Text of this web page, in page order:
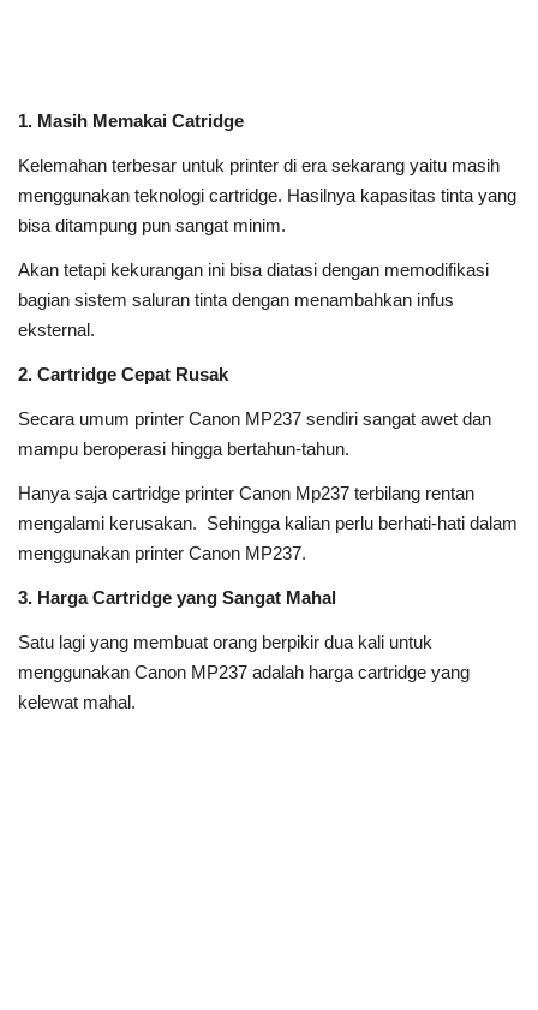
1. Masih Memakai Catridge
Kelemahan terbesar untuk printer di era sekarang yaitu masih
menggunakan teknologi cartridge. Hasilnya kapasitas tinta yang
bisa ditampung pun sangat minim.
Akan tetapi kekurangan ini bisa diatasi dengan memodifikasi
bagian sistem saluran tinta dengan menambahkan infus
eksternal.
2. Cartridge Cepat Rusak
Secara umum printer Canon MP237 sendiri sangat awet dan
mampu beroperasi hingga bertahun-tahun.
Hanya saja cartridge printer Canon Mp237 terbilang rentan
mengalami kerusakan. Sehingga kalian perlu berhati-hati dalam
menggunakan printer Canon MP237.
3. Harga Cartridge yang Sangat Mahal
Satu lagi yang membuat orang berpikir dua kali untuk
menggunakan Canon MP237 adalah harga cartridge yang
kelewat mahal.